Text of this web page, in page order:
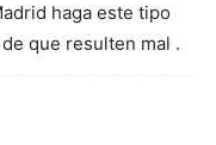
haga este tipo
que resulten mal .